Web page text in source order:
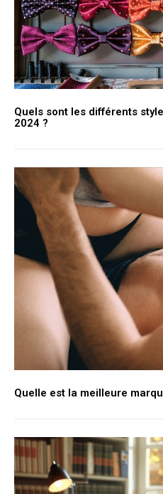
Quels sont les différents
2024 ?
Quelle est la meilleure